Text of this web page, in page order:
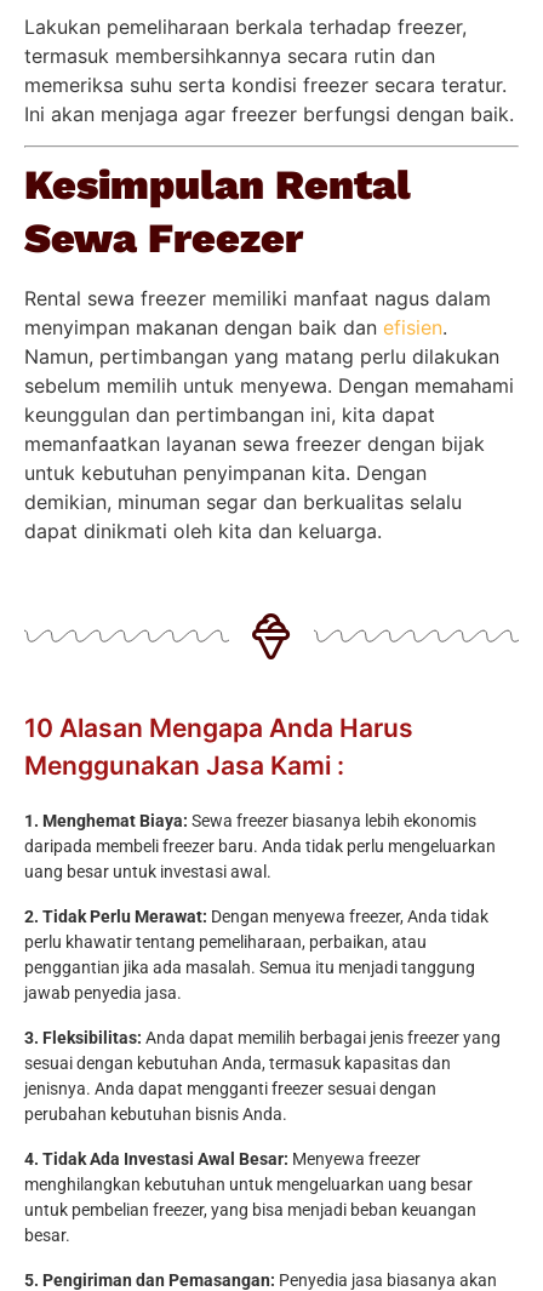
Lakukan pemeliharaan berkala terhadap freezer,
termasuk membersihkannya secara rutin dan
memeriksa suhu serta kondisi freezer secara teratur.
Ini akan menjaga agar freezer berfungsi dengan baik.
Kesimpulan Rental
Sewa Freezer
Rental sewa freezer memiliki manfaat nagus dalam
menyimpan makanan dengan baik dan efisien.
Namun, pertimbangan yang matang perlu dilakukan
sebelum memilih untuk menyewa. Dengan memahami
keunggulan dan pertimbangan ini, kita dapat
memanfaatkan layanan sewa freezer dengan bijak
untuk kebutuhan penyimpanan kita. Dengan
demikian, minuman segar dan berkualitas selalu
dapat dinikmati oleh kita dan keluarga.
10 Alasan Mengapa Anda Harus
Menggunakan Jasa Kami :
1. Menghemat Biaya: Sewa freezer biasanya lebih ekonomis
daripada membeli freezer baru. Anda tidak perlu mengeluarkan
uang besar untuk investasi awal.
2. Tidak Perlu Merawat: Dengan menyewa freezer, Anda tidak
perlu khawatir tentang pemeliharaan, perbaikan, atau
penggantian jika ada masalah. Semua itu menjadi tanggung
jawab penyedia jasa.
3. Fleksibilitas: Anda dapat memilih berbagai jenis freezer yang
sesuai dengan kebutuhan Anda, termasuk kapasitas dan
jenisnya. Anda dapat mengganti freezer sesuai dengan
perubahan kebutuhan bisnis Anda.
4. Tidak Ada Investasi Awal Besar: Menyewa freezer
menghilangkan kebutuhan untuk mengeluarkan uang besar
untuk pembelian freezer, yang bisa menjadi beban keuangan
besar.
5. Pengiriman dan Pemasangan: Penyedia jasa biasanya akan